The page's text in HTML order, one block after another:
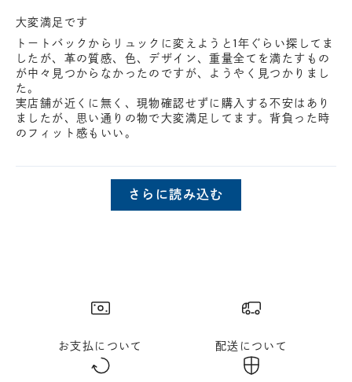
大変満足です
トートバックからリュックに変えようと1年ぐらい探してま
したが、革の質感、色、デザイン、重量全てを満たすもの
が中々見つからなかったのですが、ようやく見つかりまし
た。
実店舗が近くに無く、現物確認せずに購入する不安はあり
ましたが、思い通りの物で大変満足してます。背負った時
のフィット感もいい。
さらに読み込む
お支払について 配送について